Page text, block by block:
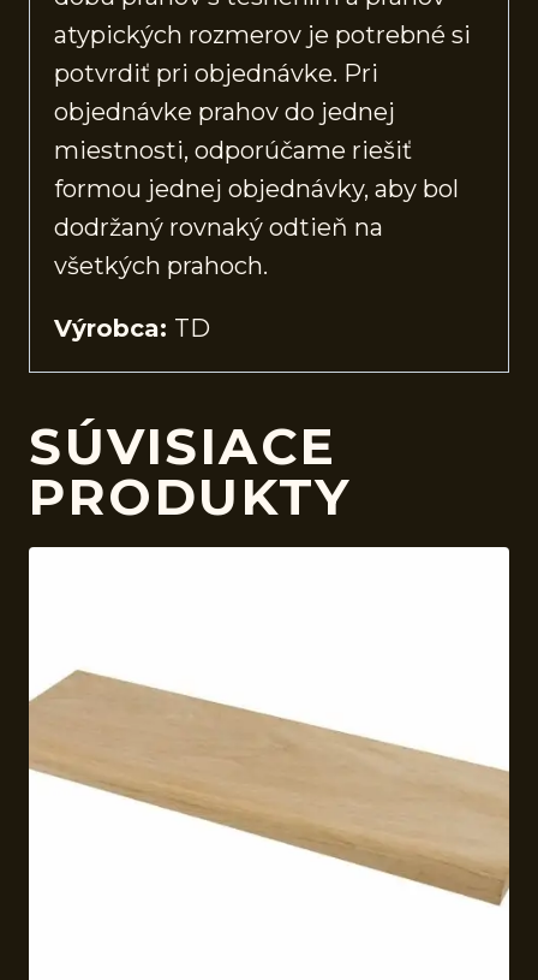
atypických rozmerov je potrebné si
potvrdiť pri objednávke. Pri
objednávke prahov do jednej
miestnosti, odporúčame riešiť
formou jednej objednávky, aby bol
dodržaný rovnaký odtieň na
všetkých prahoch.
Výrobca: TD
SÚVISIACE
PRODUKTY